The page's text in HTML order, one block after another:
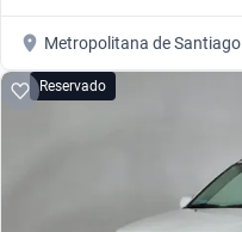
Metropolitana de Santiago
Reservado